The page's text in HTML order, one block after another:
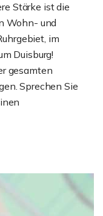
Stärke ist die
Wohn- und
im
Duisburg!
gesamten
Sprechen Sie